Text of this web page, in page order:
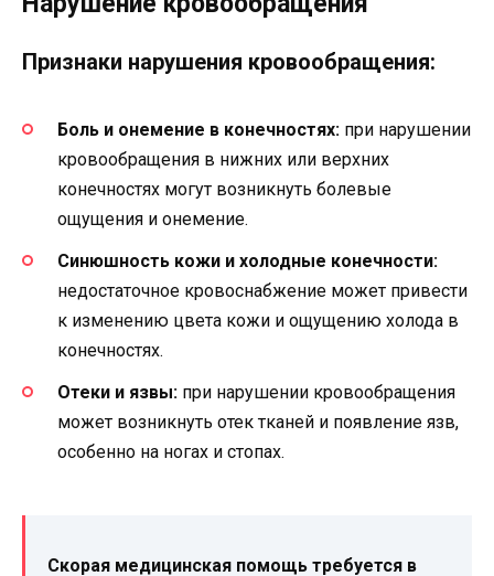
Признаки нарушения кровообращения:
Боль и онемение в конечностях: при нарушении
кровообращения в нижних или верхних
конечностях могут возникнуть болевые
ощущения и онемение.
Синюшность кожи и холодные конечности:
недостаточное кровоснабжение может привести
к изменению цвета кожи и ощущению холода в
конечностях.
Отеки и язвы: при нарушении кровообращения
может возникнуть отек тканей и появление язв,
особенно на ногах и стопах.
Скорая медицинская помощь требуется в